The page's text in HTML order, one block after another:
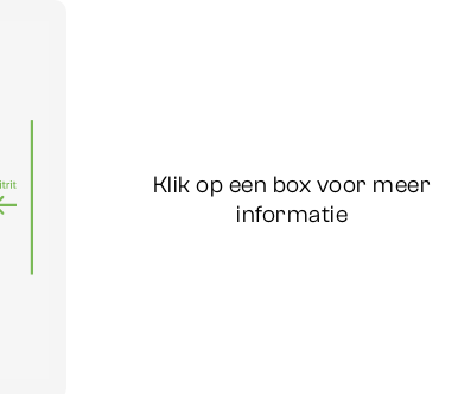
Klik op een box voor meer
informatie